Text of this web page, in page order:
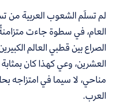
لم تسلَم الشعوب العربية من
العام، في سطوة جاءت
الصراع بين قطبي العالم الكبيرين
العشرين، وعي كهذا كان
مناحي، لا سيما في امتزاجه
العرب.